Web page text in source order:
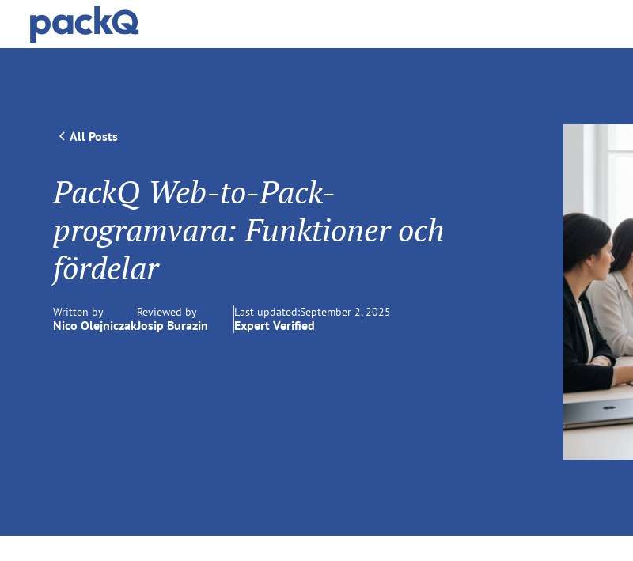
All Posts
PackQ Web-to-Pack-
programvara: Funktioner och
fördelar
Written by
Nico Olejniczak
Reviewed by
Josip Burazin
Last updated:September 2, 2025
Expert Verified